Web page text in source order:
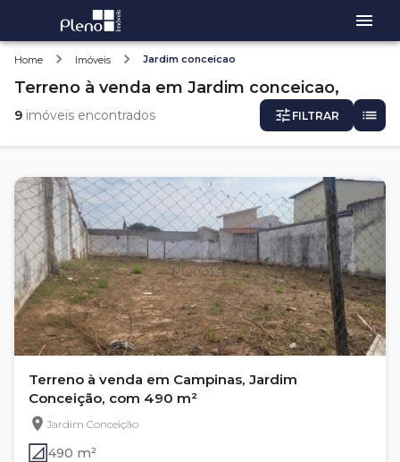
Home Imóveis Jardim conceicao
Terreno à venda em Jardim conceicao,
9 imóveis encontrados FILTRAR
Terreno à venda em Campinas, Jardim
Conceição, com 490 m²
Jardim Conceição
490 m²